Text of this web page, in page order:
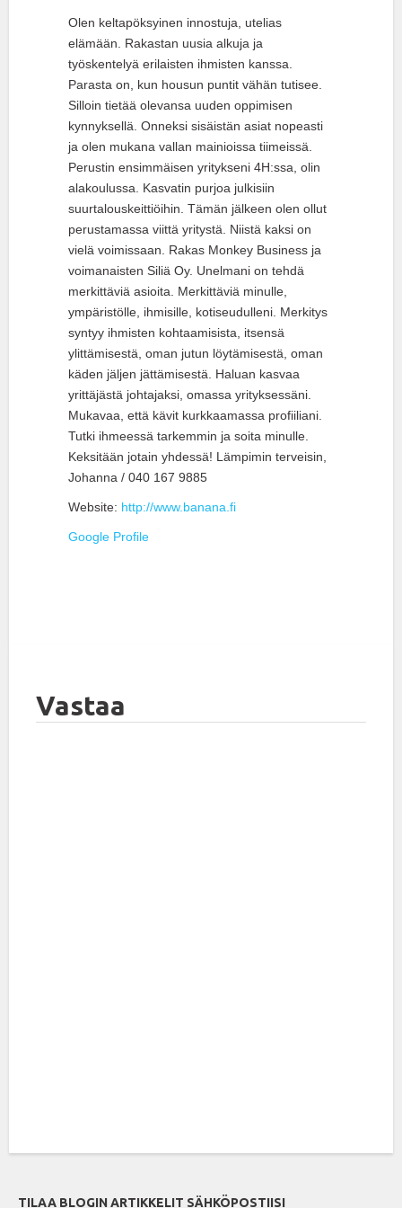
Olen keltapöksyinen innostuja, utelias
elämään. Rakastan uusia alkuja ja
työskentelyä erilaisten ihmisten kanssa.
Parasta on, kun housun puntit vähän tutisee.
Silloin tietää olevansa uuden oppimisen
kynnyksellä. Onneksi sisäistän asiat nopeasti
ja olen mukana vallan mainioissa tiimeissä.
Perustin ensimmäisen yritykseni 4H:ssa, olin
alakoulussa. Kasvatin purjoa julkisiin
suurtalouskeittiöihin. Tämän jälkeen olen ollut
perustamassa viittä yritystä. Niistä kaksi on
vielä voimissaan. Rakas Monkey Business ja
voimanaisten Siliä Oy. Unelmani on tehdä
merkittäviä asioita. Merkittäviä minulle,
ympäristölle, ihmisille, kotiseudulleni. Merkitys
syntyy ihmisten kohtaamisista, itsensä
ylittämisestä, oman jutun löytämisestä, oman
käden jäljen jättämisestä. Haluan kasvaa
yrittäjästä johtajaksi, omassa yrityksessäni.
Mukavaa, että kävit kurkkaamassa profiiliani.
Tutki ihmeessä tarkemmin ja soita minulle.
Keksitään jotain yhdessä! Lämpimin terveisin,
Johanna / 040 167 9885
Website: http://www.banana.fi
Google Profile
Vastaa
TILAA BLOGIN ARTIKKELIT SÄHKÖPOSTIISI